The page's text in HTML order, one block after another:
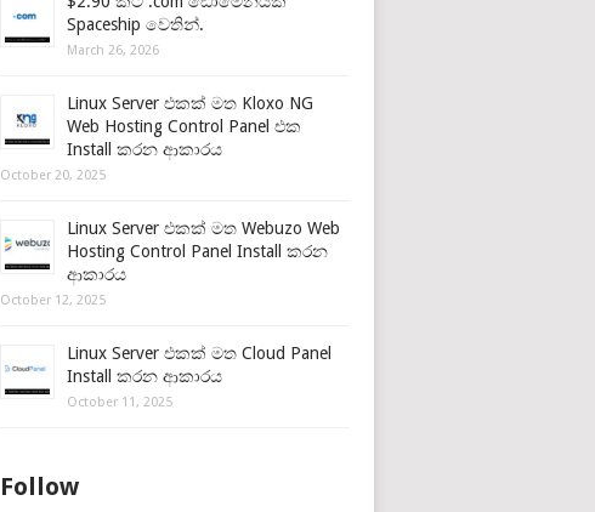
Spaceship වෙතින්.
March 26, 2026
Linux Server එකක් මත Kloxo NG
Web Hosting Control Panel එක
Install කරන ආකාරය
October 20, 2025
Linux Server එකක් මත Webuzo Web
Hosting Control Panel Install කරන
ආකාරය
October 12, 2025
Linux Server එකක් මත Cloud Panel
Install කරන ආකාරය
October 11, 2025
Follow